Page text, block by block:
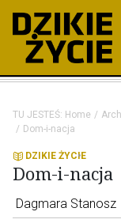
TU JESTEŚ: Home
Dom-i-nacja
DZIKIE ŻYCIE
Dom-i-nacja
Dagmara Stanosz